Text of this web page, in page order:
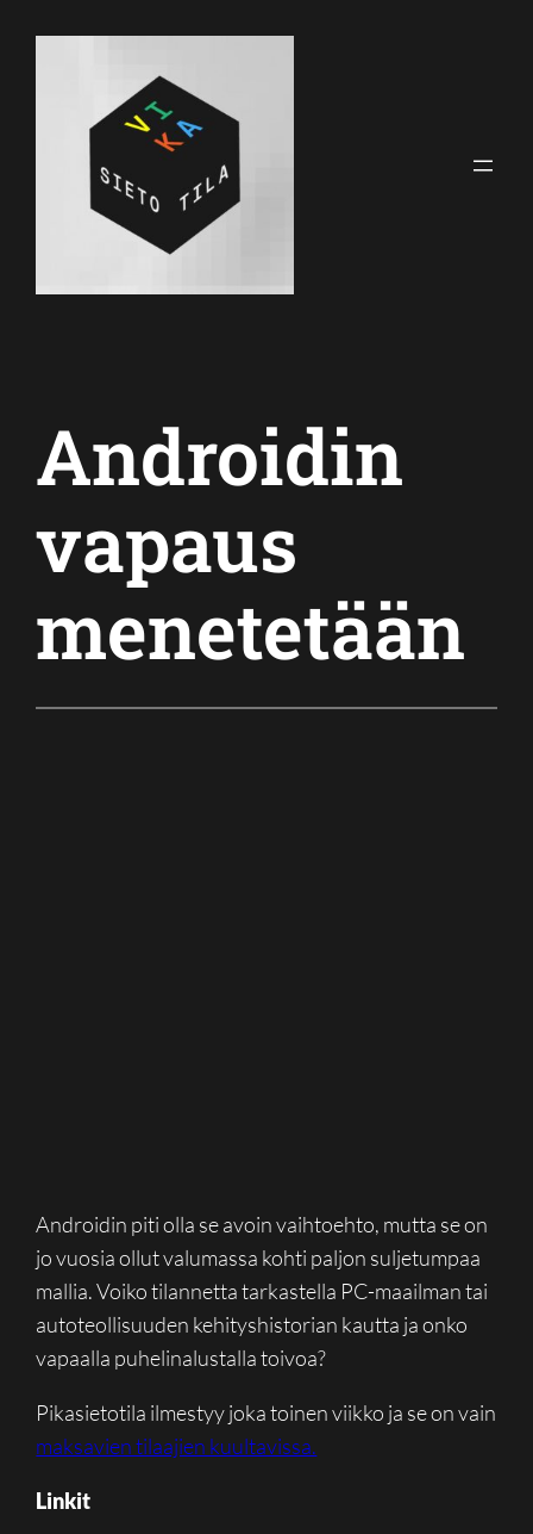
Androidin
vapaus
menetetään
Androidin piti olla se avoin vaihtoehto, mutta se on
jo vuosia ollut valumassa kohti paljon suljetumpaa
mallia. Voiko tilannetta tarkastella PC-maailman tai
autoteollisuuden kehityshistorian kautta ja onko
vapaalla puhelinalustalla toivoa?
Pikasietotila ilmestyy joka toinen viikko ja se on vain
maksavien tilaajien kuultavissa.
Linkit